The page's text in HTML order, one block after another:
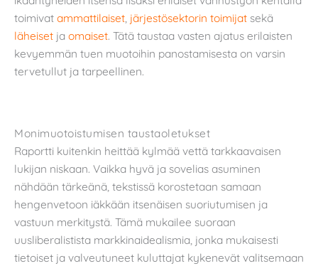
toimivat ammattilaiset, järjestösektorin toimijat sekä
läheiset ja omaiset. Tätä taustaa vasten ajatus erilaisten
kevyemmän tuen muotoihin panostamisesta on varsin
tervetullut ja tarpeellinen.
Monimuotoistumisen taustaoletukset
Raportti kuitenkin heittää kylmää vettä tarkkaavaisen
lukijan niskaan. Vaikka hyvä ja sovelias asuminen
nähdään tärkeänä, tekstissä korostetaan samaan
hengenvetoon iäkkään itsenäisen suoriutumisen ja
vastuun merkitystä. Tämä mukailee suoraan
uusliberalistista markkinaidealismia, jonka mukaisesti
tietoiset ja valveutuneet kuluttajat kykenevät valitsemaan